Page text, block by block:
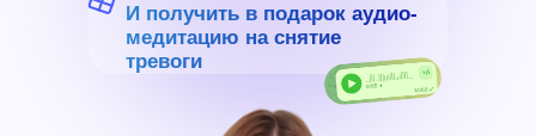
И получить в подарок аудио-
медитацию на снятие
тревоги